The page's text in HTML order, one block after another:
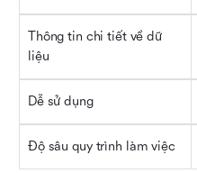
Thông tin chi tiết về dữ
liệu
Dễ sử dụng
Độ sâu quy trình làm việc